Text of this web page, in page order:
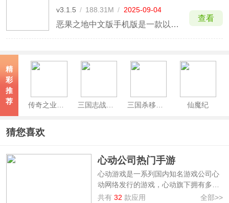
v3.1.5 / 188.31M / 2025-09-04
恶果之地中文版手机版是一款以同名端游为蓝本移植至手机当中的动作射击类手游，所以该游戏不仅延续了同名端游的核心战斗玩法，而且它还沿袭了端游清新亮丽的画面画风。与此同时，由于恶果之地手游采用的是最为顶级的3D引擎打造而成，因此它不但拥有着更为丰富的水果角色，比如阿尔法、怦怦、胖
查看
精
彩
推
荐
传奇之业官方正版 三国志战略版手游 三国杀移动版官方正版 仙魔纪
猜您喜欢
心动公司热门手游
心动游戏是一系列国内知名游戏公司心
动网络发行的游戏，心动旗下拥有多款
制作精良、广受好评的精品手游。公司
共有32 款应用 全部>>